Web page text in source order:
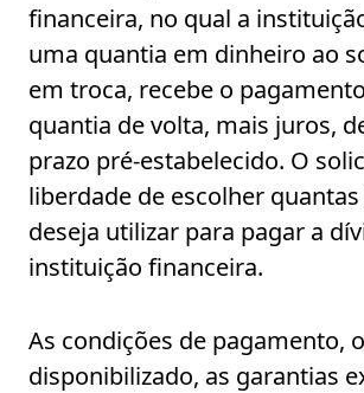
financeira, no qual a
uma quantia em dinheiro ao
em troca, recebe o
quantia de volta, mais juros,
prazo pré-estabelecido. O
liberdade de escolher
deseja utilizar para pagar a
instituição financeira.
As condições de pagamento,
disponibilizado, as garantias